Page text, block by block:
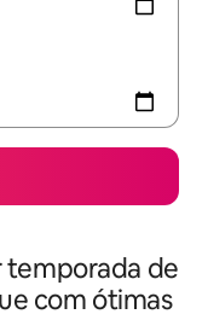
temporada de
com ótimas